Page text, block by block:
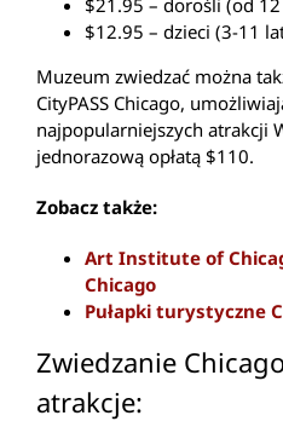
$12.95 – dzieci (3-11
Muzeum zwiedzać można
CityPASS Chicago,
najpopularniejszych atrakcji
jednorazową opłatą $110.
Zobacz także:
Art Institute of
Chicago
Pułapki turystyczne
Zwiedzanie
atrakcje: